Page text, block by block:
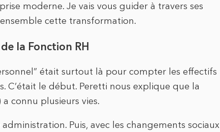
moderne. Je vais vous guider à travers ses
cette transformation.
la Fonction RH
était surtout là pour compter les effectifs
C’était le début. Peretti nous explique que la
connu plusieurs vies.
Puis, avec les changements sociaux